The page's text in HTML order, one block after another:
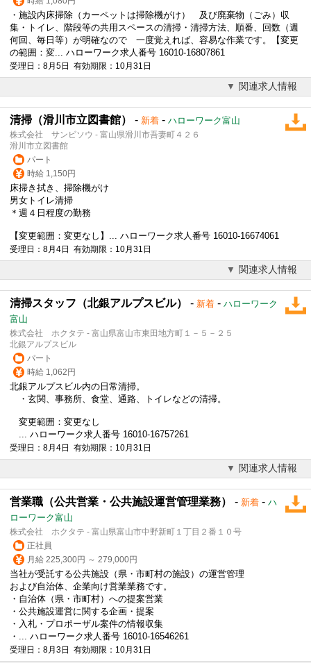
・施設内床掃除（カーペットは掃除機がけ） 及び廃棄物（ごみ）収
集・トイレ、階段等の共用スペースの清掃・清掃方法、順番、回数（週
何回、毎日等）が明確なので 一度覚えれば、容易な作業です。【変更
の範囲：変... ハローワーク求人番号 16010-16807861
受理日：8月5日 有効期限：10月31日
関連求人情報
清掃（滑川市立図書館） - 新着 - ハローワーク富山
株式会社 サンビソウ - 富山県滑川市吾妻町４２６
滑川市立図書館
パート
時給 1,150円
床掃き拭き、掃除機がけ
男女トイレ清掃
＊週４日程度の勤務
【変更範囲：変更なし】... ハローワーク求人番号 16010-16674061
受理日：8月4日 有効期限：10月31日
関連求人情報
清掃スタッフ（北銀アルプスビル） - 新着 - ハローワーク
富山
株式会社 ホクタテ - 富山県富山市東田地方町１－５－２５
北銀アルプスビル
パート
時給 1,062円
北銀アルプスビル内の日常清掃。
・玄関、事務所、食堂、通路、トイレなどの清掃。
変更範囲：変更なし
... ハローワーク求人番号 16010-16757261
受理日：8月4日 有効期限：10月31日
関連求人情報
営業職（公共営業・公共施設運営管理業務） - 新着 - ハ
ローワーク富山
株式会社 ホクタテ - 富山県富山市中野新町１丁目２番１０号
正社員
月給 225,300円 ～ 279,000円
当社が受託する公共施設（県・市町村の施設）の運営管理
および自治体、企業向け営業業務です。
・自治体（県・市町村）への提案営業
・公共施設運営に関する企画・提案
・入札・プロポーザル案件の情報収集
・... ハローワーク求人番号 16010-16546261
受理日：8月3日 有効期限：10月31日